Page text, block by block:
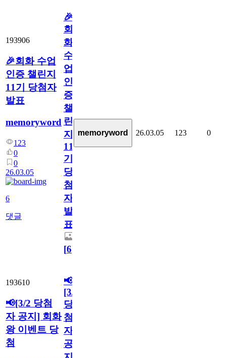
193906
🎉회화 수업
인증 챌린지
11기 당첨자
발표
memoryword
123
0
0
26.03.05
6
댓글
🎉
회
화
수
업
인
증
챌
린
지
11
기
당
첨
자
발
표
[6]
memoryword 26.03.05 123 0
193610
📢[3/2 당첨
자 공지] 회화
왕 이벤트 당
첨
📢
[3/2
당
첨
자
공